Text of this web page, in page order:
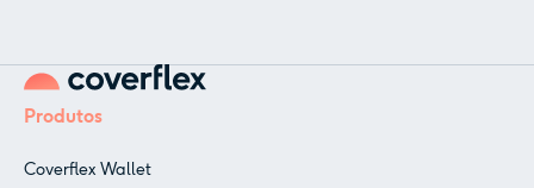
Produtos
Coverflex Wallet